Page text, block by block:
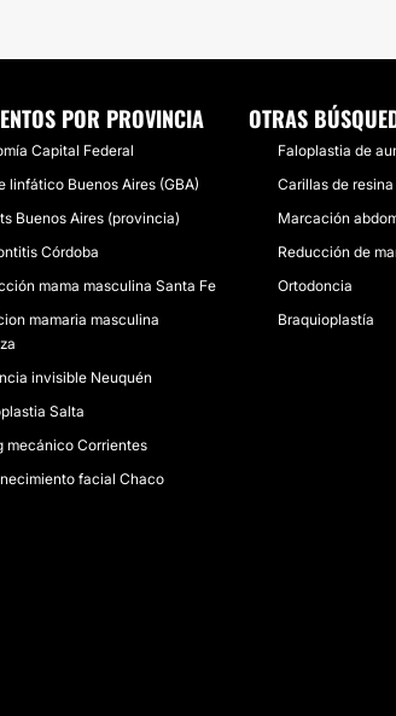
POR PROVINCIA
Capital Federal
linfático Buenos Aires (GBA)
Buenos Aires (provincia)
Córdoba
mama masculina Santa Fe
mamaria masculina
invisible Neuquén
Salta
mecánico Corrientes
facial Chaco
OTRAS
Faloplastia de
Carillas de resina
Marcación
Reducción de
Ortodoncia
Braquioplastía